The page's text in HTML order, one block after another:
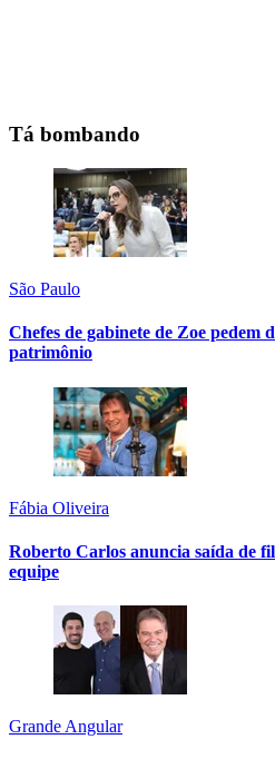
Tá bombando
São Paulo
Chefes de gabinete de Zoe pedem
patrimônio
Fábia Oliveira
Roberto Carlos anuncia saída de
equipe
Grande Angular